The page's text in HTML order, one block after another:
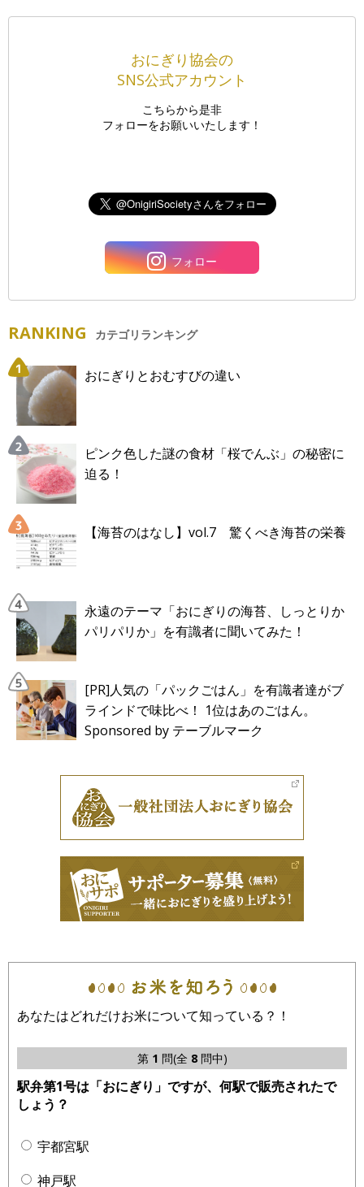
おにぎり協会の
SNS公式アカウント
こちらから是非
フォローをお願いいたします！
フォロー
RANKING カテゴリランキング
おにぎりとおむすびの違い
ピンク色した謎の食材「桜でんぶ」の秘密に
迫る！
【海苔のはなし】vol.7 驚くべき海苔の栄養
永遠のテーマ「おにぎりの海苔、しっとりか
パリパリか」を有識者に聞いてみた！
[PR]人気の「パックごはん」を有識者達がブ
ラインドで味比べ！ 1位はあのごはん。
Sponsored by テーブルマーク
あなたはどれだけお米について知っている？！
第 1 問(全 8問中)
駅弁第1号は「おにぎり」ですが、何駅で販売されたで
しょう？
宇都宮駅
神戸駅